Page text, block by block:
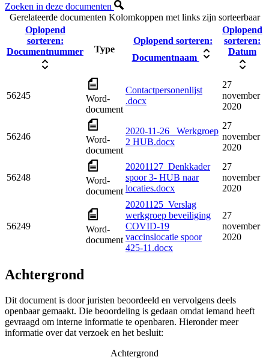
Zoeken in deze documenten
Gerelateerde documenten Kolomkoppen met links zijn sorteerbaar
Oplopend
sorteren:
Documentnummer
Type
Oplopend sorteren:
Documentnaam
Oplopend
sorteren:
Datum
56245
Word-
document
Contactpersonenlijst
.docx
27
november
2020
56246
Word-
document
2020-11-26_ Werkgroep
2 HUB.docx
27
november
2020
56248
Word-
document
20201127_Denkkader
spoor 3- HUB naar
locaties.docx
27
november
2020
56249
Word-
document
20201125_Verslag
werkgroep beveiliging
COVID-19
vaccinslocatie spoor
425-11.docx
27
november
2020
Achtergrond
Dit document is door juristen beoordeeld en vervolgens deels
openbaar gemaakt. Die beoordeling is gedaan omdat iemand heeft
gevraagd om interne informatie te openbaren. Hieronder meer
informatie over dat verzoek en het besluit:
Achtergrond